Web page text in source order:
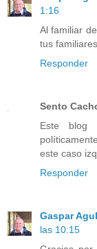
1:16
Al familiar
tus
Responder
Sento
Este blog
este caso
Responder
Gaspar
las 10:15